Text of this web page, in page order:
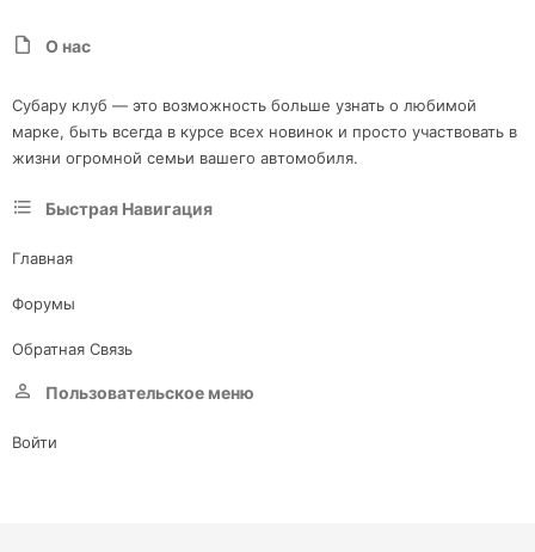
О нас
Субару клуб — это возможность больше узнать о любимой
марке, быть всегда в курсе всех новинок и просто участвовать в
жизни огромной семьи вашего автомобиля.
Быстрая Навигация
Главная
Форумы
Обратная Связь
Пользовательское меню
Войти